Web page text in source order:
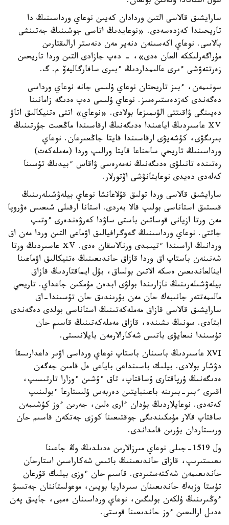
سارايشىق قالاسى التىن وردادان كەيىن نوعاي ورداسىنىڭ دا
تاريحىندا كەزدەسەدى. «نوعايدىڭ اتاسى جوشىنىڭ جەتىنشى
بالاسى. نوعاي اكەسىنەن دنەپر مەن دنەستر ارالىقتارىن
مۇراگەرلىككە العان ەدى»، - دەپ جازادى التىن وردا تاريحىن
زەرتتەۋشى ءىرى عالىمداردىڭ ءبىرى سافارگاليەۆ م. گ.
سونىمەن، ءبىز تاريحتان نوعاي ۇلىسى جانە نوعاي ورداسى
دەگەندى كەزدەستىرەمىز. نوعاي ۇلىسى دەپ ەدىگە زامانىنا
دەيىنگى ۋاقىتتى الۋىمىزعا بولادى. «نوعاي» اتتى ەتنيكالىق اتاۋ
ⅩⅤ عاسىردىڭ اياعىندا ەدىگەنىڭ ارقاسىندا ماڭعىت جۇرتىنىڭ
بىرىگۋى، كۇشەيۋى ارقاسىندا قايتا جاڭعىرعان. نوعاي
ورداسىنىڭ تاريحي ساحناعا قايتا ورالىپ وردا (مەملەكەت)
رەتىندە تانىلۋى ەدىگەنىڭ نەمەرەسى ۋاقاس ءبيدىڭ تۇسىنا
كەلەدى دەيدى نوعايتانۋشى اۆتورلار.
سارايشىق قالاسى وردا تولىق قۇلاعانشا نوعاي بيلەۋشىلەرىنىڭ
قىستىق استاناسى بولىپ قالا بەردى. استانا ارقىلى شىعىس ەۋروپا
مەن ورتا ازيانى قوساتىن باستى ساۋدا كەرۋەندەرى ءوتىپ
جاتتى. نوعاي ورداسىنىڭ گەوگرافيالىق اۋماعى التىن وردا مەن اق
وردانىڭ اراسىندا ءتيىمدى ورنالاسقان ەدى. ⅩⅤ عاسىردىڭ ورتا
شەنىنەن باستاپ اق وردا قازاق حاندىعىنىڭ ەتنيكالىق اۋماعىنا
اينالعاندىعىن ەسكە الاتىن بولساق، بۇل ايماقتاردىڭ قازاق
بيلەۋشىلەرىنىڭ نازارىندا بولۋى ابدەن مۇمكىن جاعداي. تاريحي
مالىمەتتەر جانىبەك حان مەن بۇرىندىق حان تۇسىندا-اق
سارايشىق قالاسى قازاق مەملەكەتىنىڭ استاناسى بولدى دەگەندى
ايتادى. سونىڭ ىشىندە، قازاق مەملەكەتىنىڭ قاسىم حان
تۇسىندا نىعايۋى باتىس شەكارالارمەن بايلانىستى.
ХVІ عاسىردىڭ باسىنان باستاپ نوعاي ورداسى اۋىر داعدارىسقا
دۋشار بولادى. بيلىك باسىنداعى باياعى ەل قامىن جەگەن
ەدىگەنىڭ ۇرپاقتارى ۇساقتاپ، تاق ءۇشىن ءوزارا تارتىسىپ،
اقىرى ءبىر-بىرىنە باعىنبايتىن دەربەس ۇلىستارعا ءبولىنىپ
كەتەدى. نوعايلاردىڭ بۇدان ءارى ەلىن، جەرىن ءوز كۇشىمەن
ساقتاپ قالار مۇمكىندىگى جوقتىعىنا كوزى جەتكەن قاسىم حان
ورىستاردان بۇرىن قامداندى.
ول 1519-جىلى نوعاي مىرزالارىن ەدىلدىڭ وڭ جاعىنا
ىعىستىرىپ، قازاق حاندىعىنىڭ باتىس شەكاراسىن استارحان
حاندىعىمەن شەكتەستىردى. قاسىم حان ءوزى بيلىك قۇرعان
تۇستا وزبەك حاندىعىنان سىرداريا بويىن، موعولستاننان جەتىسۋ
ءوڭىرىنىڭ ۇلكەن بولىگىن، نوعاي ورداسىنان ەمبى، جايىق پەن
ەدىل ارالىعىن ءوز حاندىعىنا قوستى.